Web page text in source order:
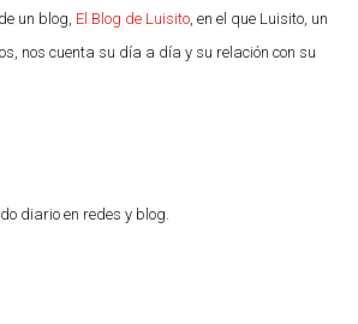
un blog, El Blog de Luisito , en el que Luisito, un
nos cuenta su día a día y su relación con su
diario en redes y blog.